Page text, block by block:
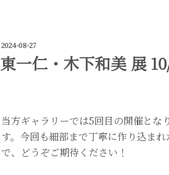
投
日:
2024-08-27
東一仁・木下和美 展
当方ギャラリーでは5回目の開催とな
す。今回も細部まで丁寧に作り込ま
で、どうぞご期待ください！